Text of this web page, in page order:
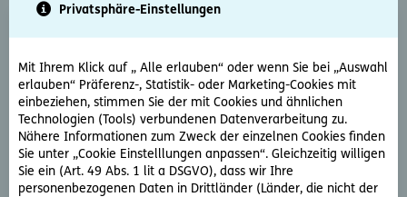
Privatsphäre-Einstellungen
Mit Ihrem Klick auf „ Alle erlauben“ oder wenn Sie bei „Auswahl
erlauben“ Präferenz-, Statistik- oder Marketing-Cookies mit
einbeziehen, stimmen Sie der mit Cookies und ähnlichen
Technologien (Tools) verbundenen Datenverarbeitung zu.
Nähere Informationen zum Zweck der einzelnen Cookies finden
Sie unter „Cookie Einstelllungen anpassen“. Gleichzeitig willigen
Sie ein (Art. 49 Abs. 1 lit a DSGVO), dass wir Ihre
personenbezogenen Daten in Drittländer (Länder, die nicht der
Rechtsberatung
Sie haben ein rechtliche Frage? Unsere Rechtsexperten
beantworten diese gerne und schnell.